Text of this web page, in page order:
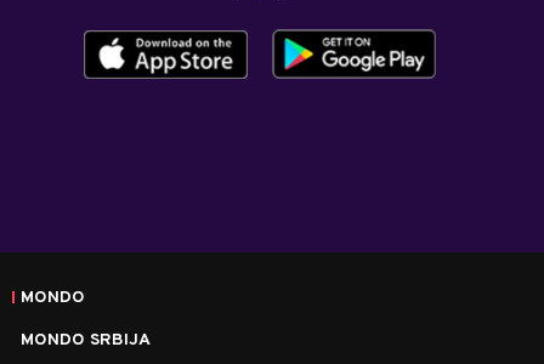
MONDO
MONDO SRBIJA